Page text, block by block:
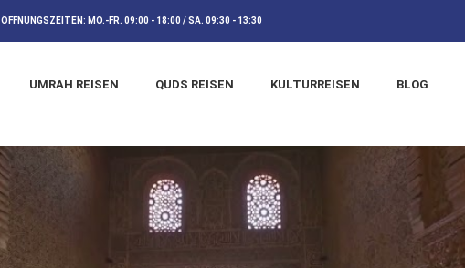
ÖFFNUNGSZEITEN: MO.-FR. 09:00 - 18:00 / SA. 09:30 - 13:30
UMRAH REISEN QUDS REISEN KULTURREISEN BLOG